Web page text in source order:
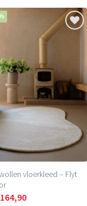
vloerkleed – Flyt
164,90